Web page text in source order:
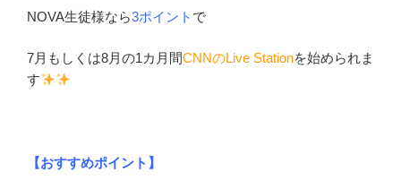
NOVA生徒様なら3ポイント で
7月もしくは8月の1カ月間CNNのLive Stationを始められま
す
【おすすめポイント】